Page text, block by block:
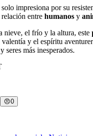
impresiona por su
entre humanos y
nieve, el frío y la altura, este
y el espíritu
seres más inesperados.
😠0